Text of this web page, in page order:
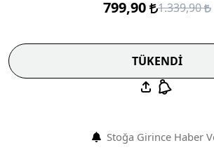
799,90 1.339,90
TÜKENDİ
Stoğa Girince Haber